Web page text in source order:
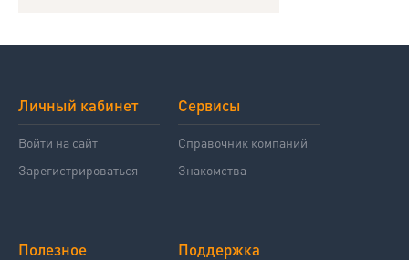
Личный кабинет
Войти на сайт
Зарегистрироваться
Сервисы
Справочник компаний
Знакомства
Полезное Поддержка